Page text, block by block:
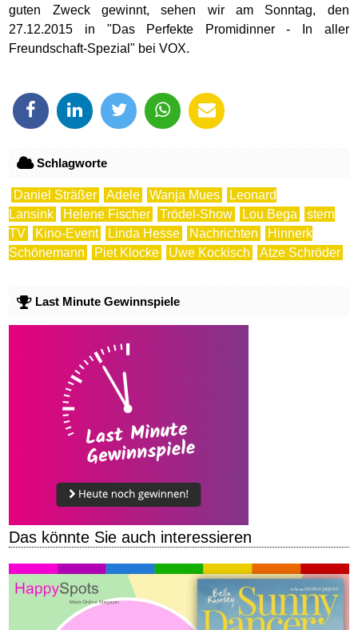
guten Zweck gewinnt, sehen wir am Sonntag, den
27.12.2015 in "Das Perfekte Promidinner - In aller
Freundschaft-Spezial" bei VOX.
Schlagworte
Daniel Sträßer Adele Wanja Mues
Leonard
Lansink
Helene Fischer Trödel-Show Lou Bega
stern
TV
Kino-Event Linda Hesse Nachrichten
Hinnerk
Schönemann
Piet Klocke Uwe Kockisch Atze Schröder
Last Minute Gewinnspiele
Das könnte Sie auch interessieren